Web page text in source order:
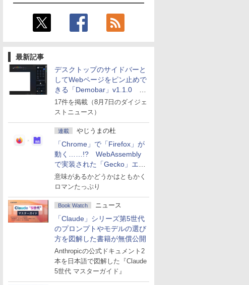
最新記事
デスクトップのサイドバーと
してWebページをピン止めで
きる「Demobar」v1.1.0 ほ
か
17件を掲載（8月7日のダイジェ
ストニュース）
連載 やじうまの杜
「Chrome」で「Firefox」が
動く……!? WebAssembly
で実装された「Gecko」エン
ジン
意味があるかどうかはともかく
ロマンたっぷり
Book Watch ニュース
「Claude」シリーズ第5世代
のプロンプトやモデルの選び
方を図解した書籍が無償公開
Anthropicの公式ドキュメント2
本を日本語で図解した『Claude
5世代 マスターガイド』